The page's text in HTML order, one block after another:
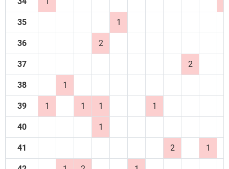
35 1
36 2
37 2
38 1
39 1 1 1 1
40 1
41 2 1